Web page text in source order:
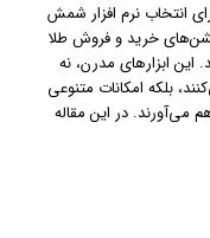
انتخاب نرم افزار شمش
خرید و فروش طلا
ابزارهای مدرن، نه
بلکه امکانات متنوعی
می‌آورند. در این مقاله